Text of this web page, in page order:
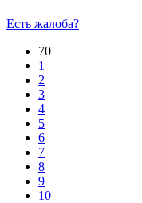
Есть жалоба?
70
1
2
3
4
5
6
7
8
9
10